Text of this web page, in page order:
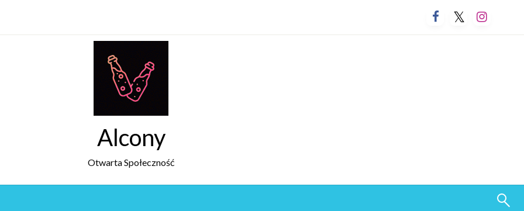
Alcony
Otwarta Społeczność